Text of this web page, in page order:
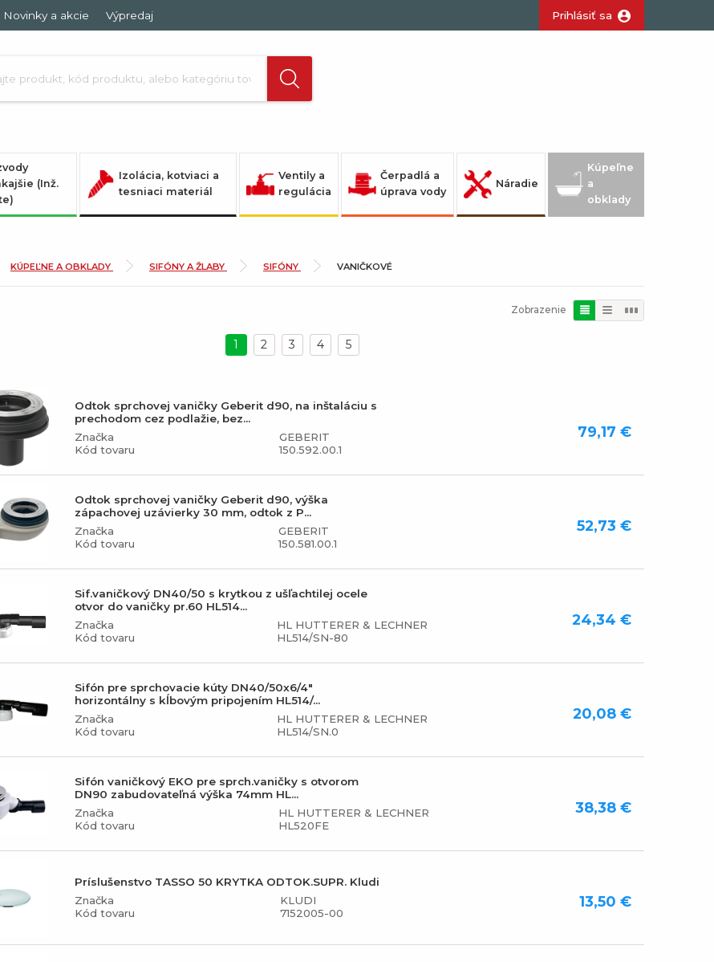
Novinky a akcie Výpredaj Prihlásiť sa
(Inž.
Izolácia, kotviaci a
tesniaci materiál
Ventily a
regulácia
Čerpadlá a
úprava vody
Náradie
Kúpeľne
a
obklady
KÚPEĽNE A OBKLADY SIFÓNY A ŽLABY SIFÓNY VANIČKOVÉ
Zobrazenie
1 2 3 4 5
Odtok sprchovej vaničky Geberit d90, na inštaláciu s
prechodom cez podlažie, bez...
Značka
GEBERIT
Kód tovaru
150.592.00.1
79,17 €
Odtok sprchovej vaničky Geberit d90, výška
zápachovej uzávierky 30 mm, odtok z P...
Značka
GEBERIT
Kód tovaru
150.581.00.1
52,73 €
Sif.vaničkový DN40/50 s krytkou z ušľachtilej ocele
otvor do vaničky pr.60 HL514...
Značka
HL HUTTERER & LECHNER
Kód tovaru
HL514/SN-80
24,34 €
Sifón pre sprchovacie kúty DN40/50x6/4"
horizontálny s kĺbovým pripojením HL514/...
Značka
HL HUTTERER & LECHNER
Kód tovaru
HL514/SN.0
20,08 €
Sifón vaničkový EKO pre sprch.vaničky s otvorom
DN90 zabudovateľná výška 74mm HL...
Značka
HL HUTTERER & LECHNER
Kód tovaru
HL520FE
38,38 €
Príslušenstvo TASSO 50 KRYTKA ODTOK.SUPR. Kludi
Značka
KLUDI
Kód tovaru
7152005-00
13,50 €